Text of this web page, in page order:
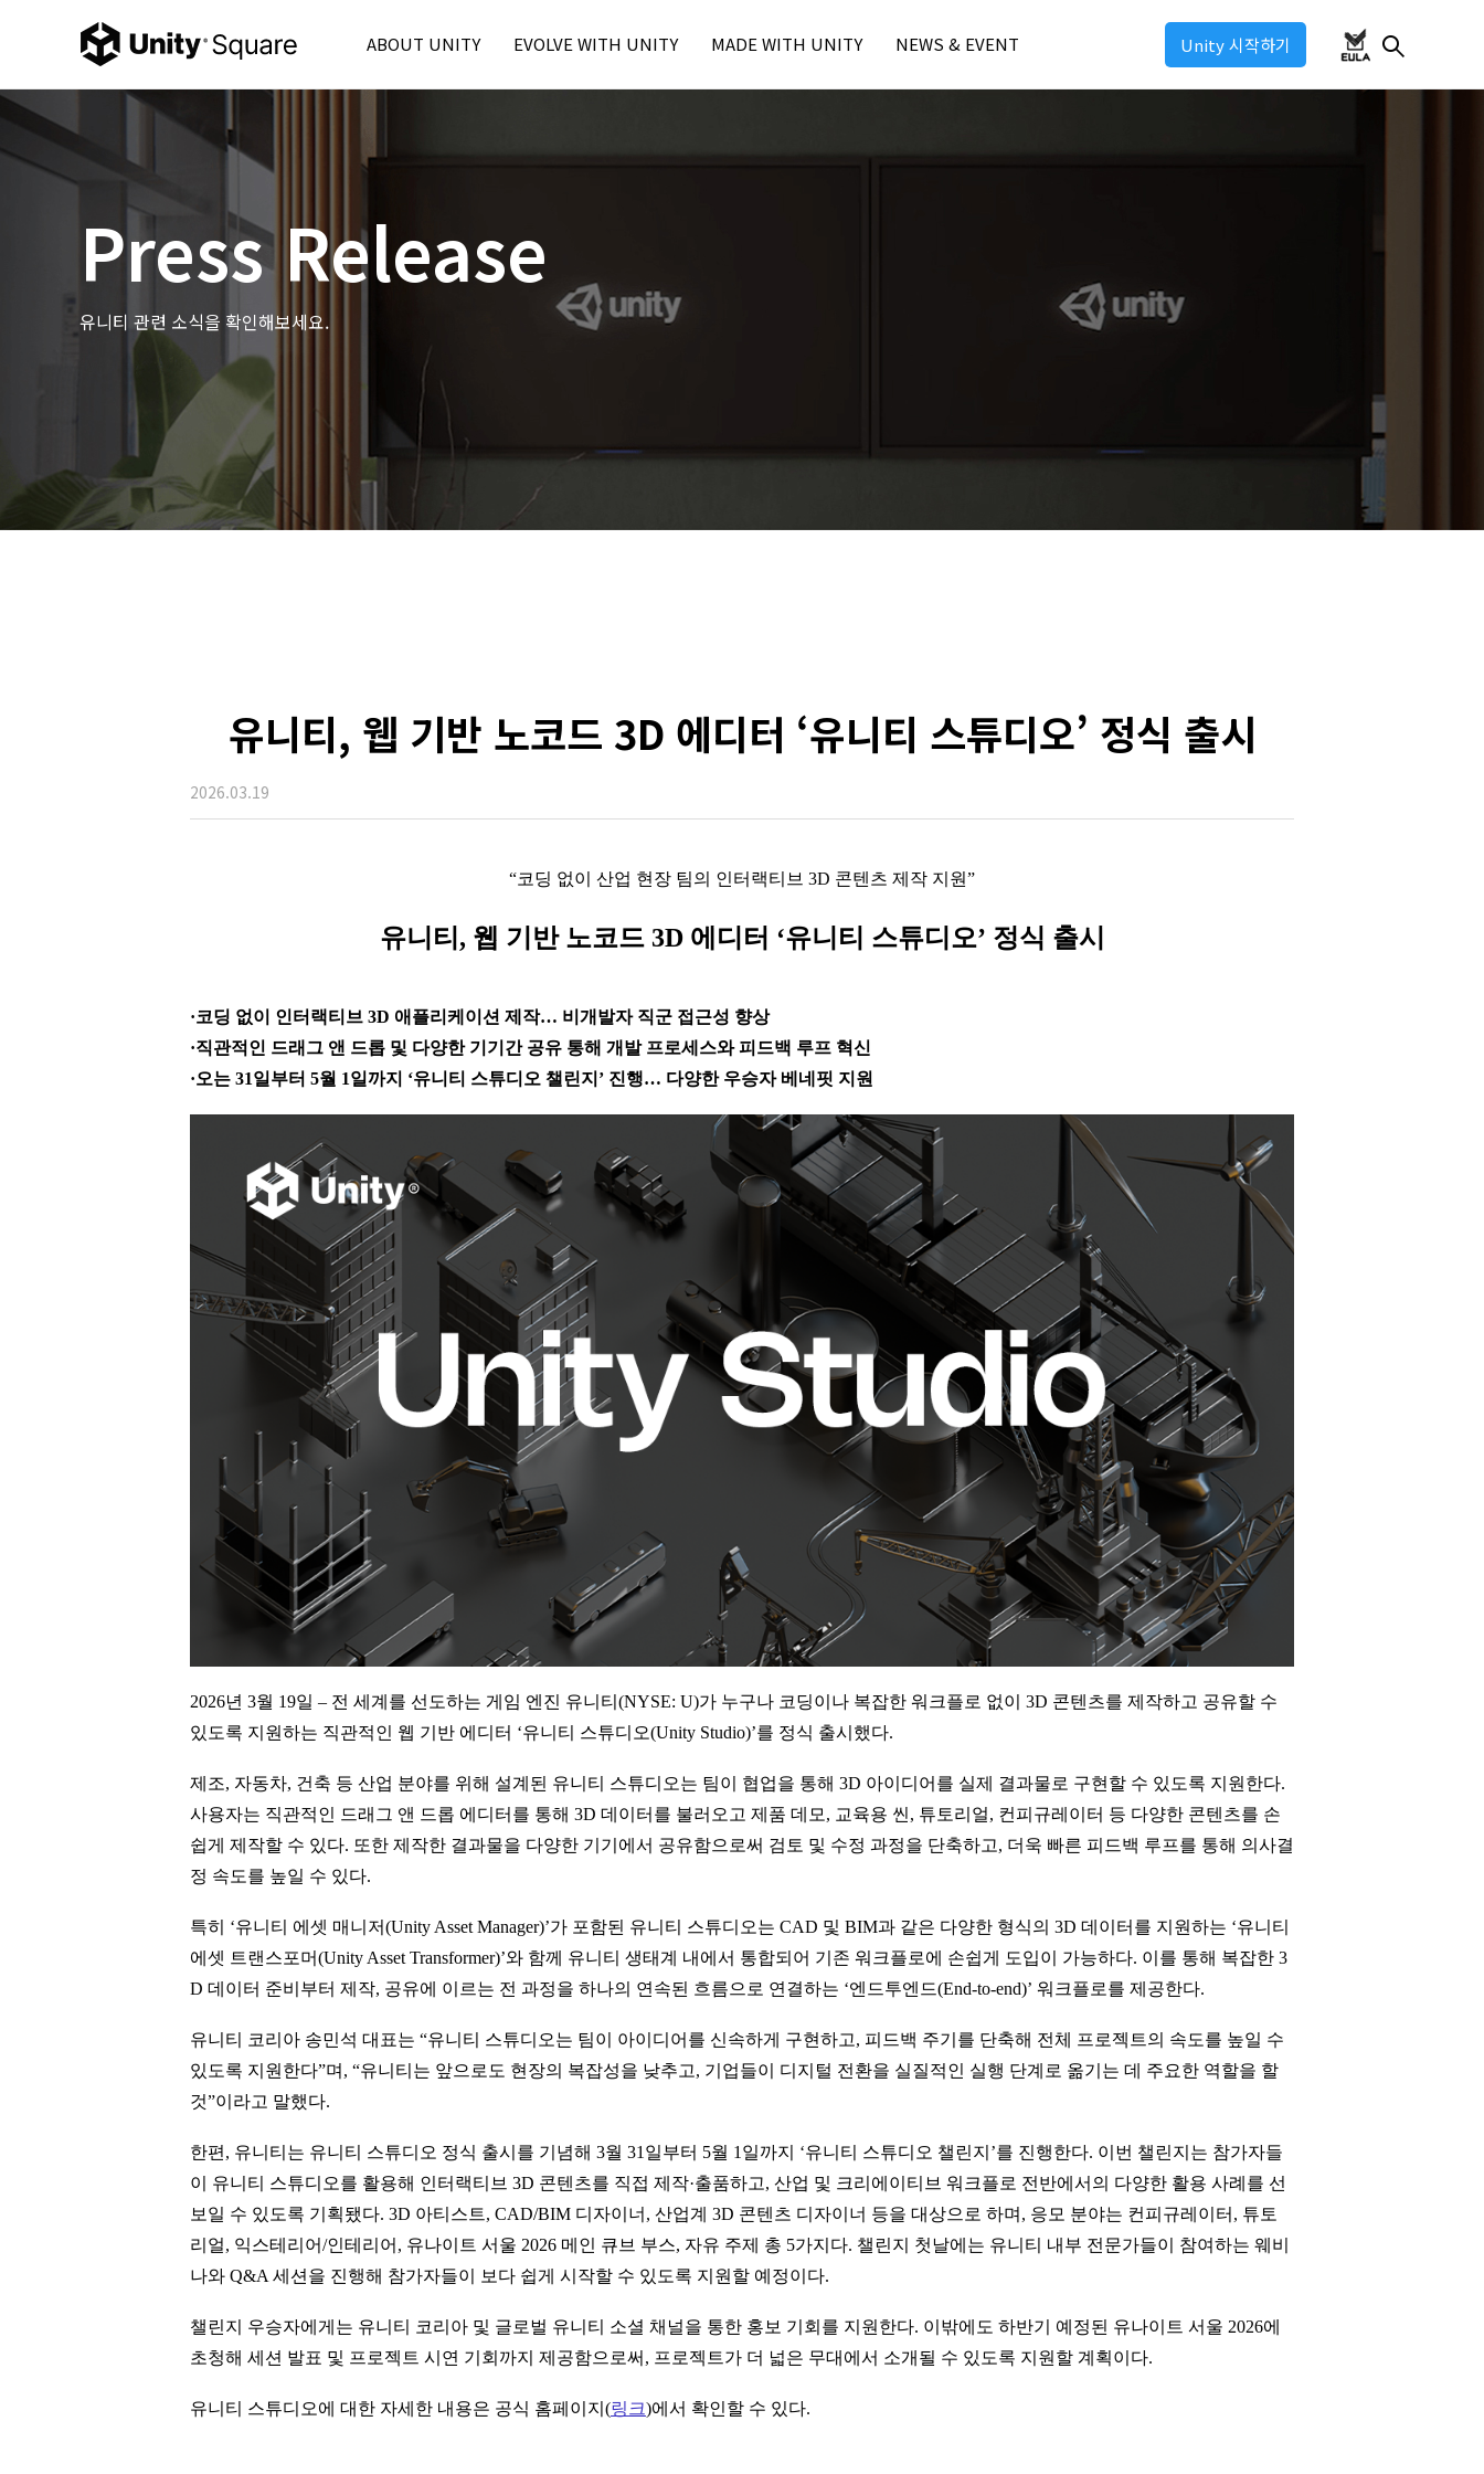
ABOUT UNITY
Unity Korea
Product
Consulting
Partner
EVOLVE WITH UNITY
Unity Learn
MADE WITH UNITY
MWU Case
NEWS & EVENT
Press
Unity 시작하기
Press Release
유니티 관련 소식을 확인해보세요.
유니티, 웹 기반 노코드 3D 에디터 ‘유니티 스튜디오’ 정식 출시
2026.03.19
“코딩 없이 산업 현장 팀의 인터랙티브 3D 콘텐츠 제작 지원”
유니티, 웹 기반 노코드 3D 에디터 ‘유니티 스튜디오’ 정식 출시
·코딩 없이 인터랙티브 3D 애플리케이션 제작… 비개발자 직군 접근성 향상
·직관적인 드래그 앤 드롭 및 다양한 기기간 공유 통해 개발 프로세스와 피드백 루프 혁신
·오는 31일부터 5월 1일까지 ‘유니티 스튜디오 챌린지’ 진행… 다양한 우승자 베네핏 지원
2026년 3월 19일 – 전 세계를 선도하는 게임 엔진 유니티(NYSE: U)가 누구나 코딩이나 복잡한 워크플로 없이 3D 콘텐츠를 제작하고 공유할 수
있도록 지원하는 직관적인 웹 기반 에디터 ‘유니티 스튜디오(Unity Studio)’를 정식 출시했다.
제조, 자동차, 건축 등 산업 분야를 위해 설계된 유니티 스튜디오는 팀이 협업을 통해 3D 아이디어를 실제 결과물로 구현할 수 있도록 지원한다.
사용자는 직관적인 드래그 앤 드롭 에디터를 통해 3D 데이터를 불러오고 제품 데모, 교육용 씬, 튜토리얼, 컨피규레이터 등 다양한 콘텐츠를 손
쉽게 제작할 수 있다. 또한 제작한 결과물을 다양한 기기에서 공유함으로써 검토 및 수정 과정을 단축하고, 더욱 빠른 피드백 루프를 통해 의사결
정 속도를 높일 수 있다.
특히 ‘유니티 에셋 매니저(Unity Asset Manager)’가 포함된 유니티 스튜디오는 CAD 및 BIM과 같은 다양한 형식의 3D 데이터를 지원하는 ‘유니티
에셋 트랜스포머(Unity Asset Transformer)’와 함께 유니티 생태계 내에서 통합되어 기존 워크플로에 손쉽게 도입이 가능하다. 이를 통해 복잡한 3
D 데이터 준비부터 제작, 공유에 이르는 전 과정을 하나의 연속된 흐름으로 연결하는 ‘엔드투엔드(End-to-end)’ 워크플로를 제공한다.
유니티 코리아 송민석 대표는 “유니티 스튜디오는 팀이 아이디어를 신속하게 구현하고, 피드백 주기를 단축해 전체 프로젝트의 속도를 높일 수
있도록 지원한다”며, “유니티는 앞으로도 현장의 복잡성을 낮추고, 기업들이 디지털 전환을 실질적인 실행 단계로 옮기는 데 주요한 역할을 할
것”이라고 말했다.
한편, 유니티는 유니티 스튜디오 정식 출시를 기념해 3월 31일부터 5월 1일까지 ‘유니티 스튜디오 챌린지’를 진행한다. 이번 챌린지는 참가자들
이 유니티 스튜디오를 활용해 인터랙티브 3D 콘텐츠를 직접 제작·출품하고, 산업 및 크리에이티브 워크플로 전반에서의 다양한 활용 사례를 선
보일 수 있도록 기획됐다. 3D 아티스트, CAD/BIM 디자이너, 산업계 3D 콘텐츠 디자이너 등을 대상으로 하며, 응모 분야는 컨피규레이터, 튜토
리얼, 익스테리어/인테리어, 유나이트 서울 2026 메인 큐브 부스, 자유 주제 총 5가지다. 챌린지 첫날에는 유니티 내부 전문가들이 참여하는 웨비
나와 Q&A 세션을 진행해 참가자들이 보다 쉽게 시작할 수 있도록 지원할 예정이다.
챌린지 우승자에게는 유니티 코리아 및 글로벌 유니티 소셜 채널을 통한 홍보 기회를 지원한다. 이밖에도 하반기 예정된 유나이트 서울 2026에
초청해 세션 발표 및 프로젝트 시연 기회까지 제공함으로써, 프로젝트가 더 넓은 무대에서 소개될 수 있도록 지원할 계획이다.
유니티 스튜디오에 대한 자세한 내용은 공식 홈페이지(링크)에서 확인할 수 있다.